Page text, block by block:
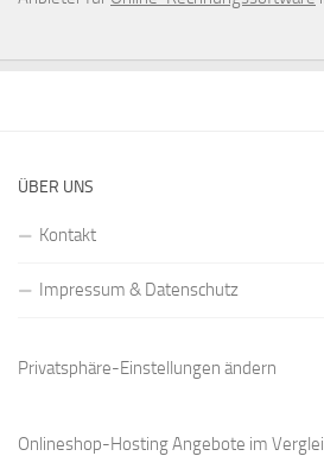
ÜBER UNS
Kontakt
Impressum & Datenschutz
Privatsphäre-Einstellungen ändern
Onlineshop-Hosting Angebote im